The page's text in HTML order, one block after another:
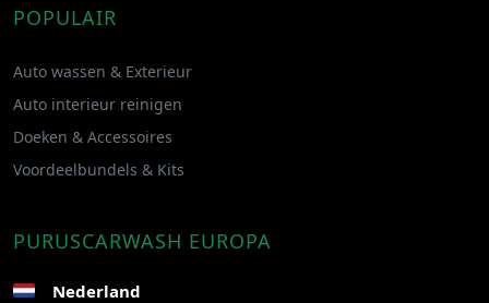
POPULAIR
Auto wassen & Exterieur
Auto interieur reinigen
Doeken & Accessoires
Voordeelbundels & Kits
PURUSCARWASH EUROPA
Nederland